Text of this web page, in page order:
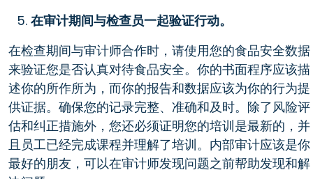
在审计期间与检查员一起验证行动。
在检查期间与审计师合作时，请使用您的食品安全数据
来验证您是否认真对待食品安全。你的书面程序应该描
述你的所作所为，而你的报告和数据应该为你的行为提
供证据。确保您的记录完整、准确和及时。除了风险评
估和纠正措施外，您还必须证明您的培训是最新的，并
且员工已经完成课程并理解了培训。内部审计应该是你
最好的朋友，可以在审计师发现问题之前帮助发现和解